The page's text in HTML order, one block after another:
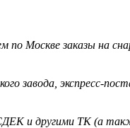
по Москве заказы на
завода, экспресс-
и другими ТК (а